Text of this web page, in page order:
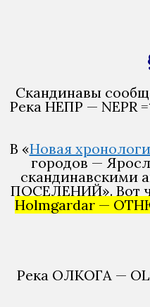
Скандинавы
Река НЕПР — NEPR
В «Новая
городов —
ПОСЕЛЕНИЙ». Вот
Holmgardar —
Река ОЛКОГА —